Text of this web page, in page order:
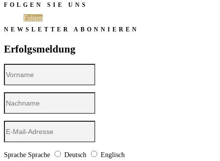
FOLGEN SIE UNS
Folgen
NEWSLETTER ABONNIEREN
Erfolgsmeldung
Sprache Sprache Deutsch Englisch